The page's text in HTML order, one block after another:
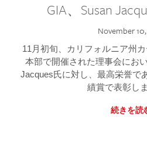
GIA、Susan
November
11月初旬、カリフォルニア州
本部で開催された理事会にお
Jacques氏に対し、最高栄誉で
績賞で表彰し
続きを読